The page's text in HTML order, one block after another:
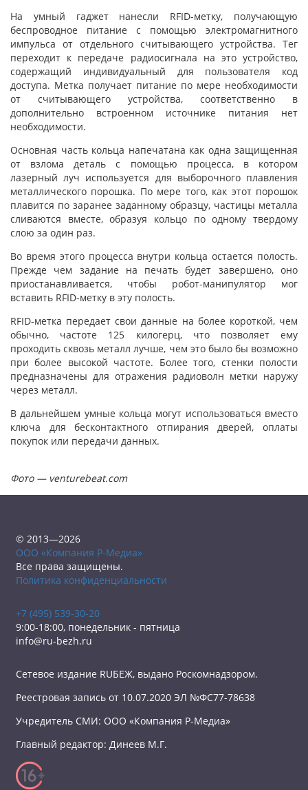
На умный гаджет нанесли RFID-метку, получающую
беспроводное питание с помощью электромагнитного
импульса от отдельного считывающего устройства. Тег
переходит к передаче радиосигнала на это устройство,
содержащий индивидуальный для пользователя код
доступа. Метка получает питание по мере необходимости
от считывающего устройства, соответственно в
дополнительно встроенном источнике питания нет
необходимости.
Основная часть кольца напечатана как одна защищенная
от взлома деталь с помощью процесса, в котором
лазерный луч используется для выборочного плавления
металлического порошка. По мере того, как этот порошок
плавится по заранее заданному образцу, частицы металла
сливаются вместе, образуя кольцо по одному твердому
слою за один раз.
Во время этого процесса внутри кольца остается полость.
Прежде чем задание на печать будет завершено, оно
приостанавливается, чтобы робот-манипулятор мог
вставить RFID-метку в эту полость.
RFID-метка передает свои данные на более короткой, чем
обычно, частоте 125 килогерц, что позволяет ему
проходить сквозь металл лучше, чем это было бы возможно
при более высокой частоте. Более того, стенки полости
предназначены для отражения радиоволн метки наружу
через металл.
В дальнейшем умные кольца могут использоваться вместо
ключа для бесконтактного отпирания дверей, оплаты
покупок или передачи данных.
Фото — venturebeat.com
© 2013—2026
ООО «Компания Р-Медиа»
Все права защищены.
Политика конфиденциальности
+7 (495) 539-30-20
9:00-18:00, понедельник - пятница
info@ru-bezh.ru
Сетевое издание RUБЕЖ, выдано Роскомнадзором.
Реестровая запись от 10.07.2020 ЭЛ №ФС77-78638
Учредитель СМИ: ООО «Компания Р-Медиа»
Главный редактор: Динеев М.Г.